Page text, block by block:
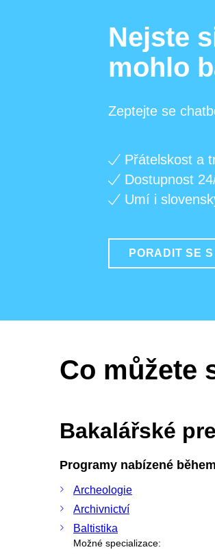
Nejste
mohlo
Zeptejte se
Přátelskost a
Dostupnost
Umí i
PORADIT SE S
Co můžete
Bakalářské
Programy nabízené
Archeologie
Archivnictví
Baltistika
Možné specializace: